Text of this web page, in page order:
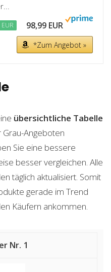
98,99 EUR
*Zum Angebot »
übersichtliche Tabelle
Angeboten
Sie eine bessere
besser vergleichen. Alle
täglich aktualisiert. Somit
gerade im Trend
Käufern ankommen.
1